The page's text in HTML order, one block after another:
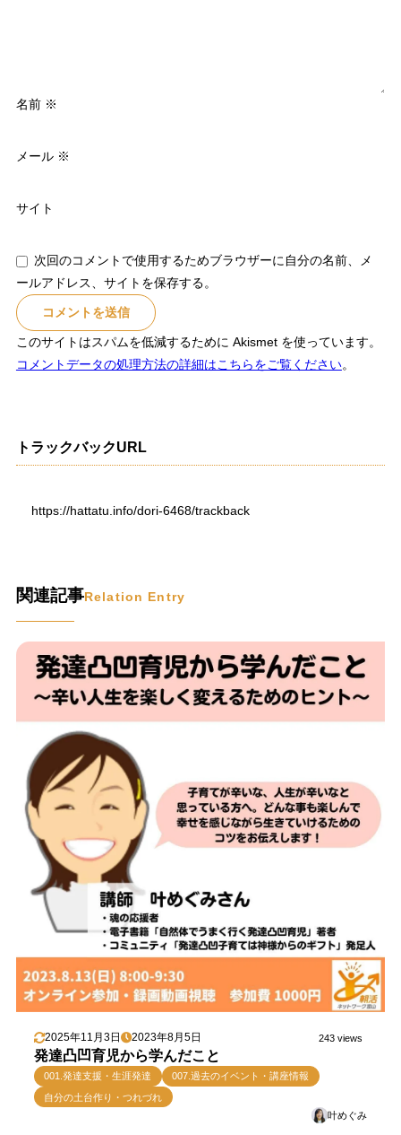
名前 ※
メール ※
サイト
次回のコメントで使用するためブラウザーに自分の名前、メ
ールアドレス、サイトを保存する。
このサイトはスパムを低減するために Akismet を使っています。
コメントデータの処理方法の詳細はこちらをご覧ください。
トラックバックURL
https://hattatu.info/dori-6468/trackback
関連記事Relation Entry
2025年11月3日 2023年8月5日 243 views
発達凸凹育児から学んだこと
001.発達支援・生涯発達
007.過去のイベント・講座情報
自分の土台作り・つれづれ
叶めぐみ